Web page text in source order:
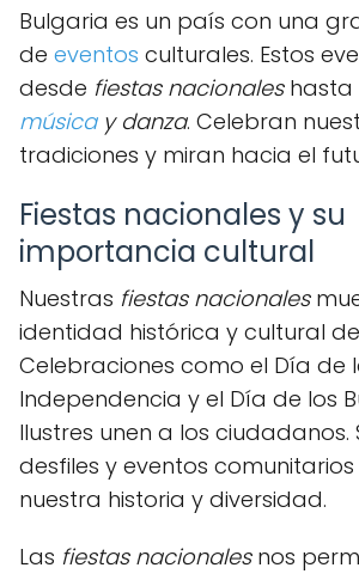
Bulgaria es un país con una
de eventos culturales. Estos
desde fiestas nacionaleshasta
músicay danza. Celebran
tradiciones y miran hacia el
Fiestas nacionales y su
importancia cultural
Nuestras fiestas nacionales
identidad histórica y cultural
Celebraciones como el Día de
Independencia y el Día de los
Ilustres unen a los ciudadanos.
desfiles y eventos
nuestra historia y diversidad.
Las fiestas nacionalesnos